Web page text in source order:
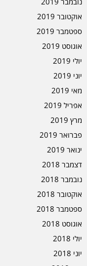
אוקטובר 2019
ספטמבר 2019
אוגוסט 2019
יולי 2019
יוני 2019
מאי 2019
אפריל 2019
מרץ 2019
פברואר 2019
ינואר 2019
דצמבר 2018
נובמבר 2018
אוקטובר 2018
ספטמבר 2018
אוגוסט 2018
יולי 2018
יוני 2018